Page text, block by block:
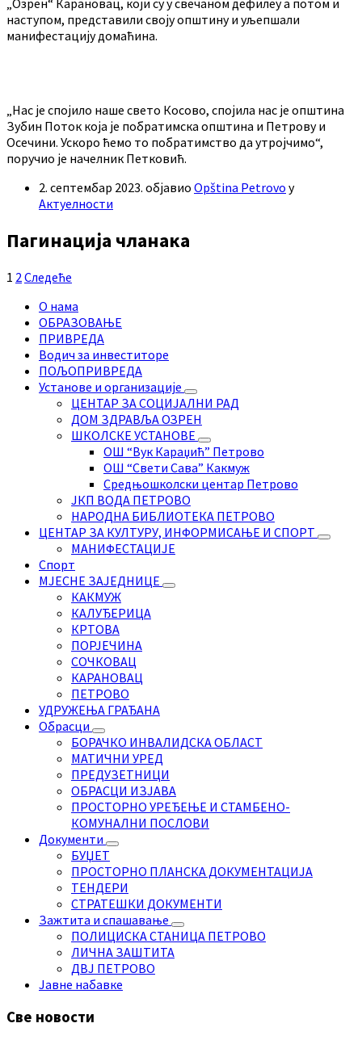
„Озрен“ Карановац, који су у свечаном дефилеу а потом и
наступом, представили своју општину и уљепшали
манифестацију домаћина.
„Нас је спојило наше свето Косово, спојила нас је општина
Зубин Поток која је побратимска општина и Петрову и
Осечини. Ускоро ћемо то побратимство да утројчимо“,
поручио је начелник Петковић.
2. септембар 2023. објавио Opština Petrovo у
Актуелности
Пагинација чланака
1 2Следеће
О нама
ОБРАЗОВАЊЕ
ПРИВРЕДА
Водич за инвеститоре
ПОЉОПРИВРЕДА
Установе и организације
ЦЕНТАР ЗА СОЦИЈАЛНИ РАД
ДОМ ЗДРАВЉА ОЗРЕН
ШКОЛСКЕ УСТАНОВЕ
ОШ “Вук Караџић” Петрово
ОШ “Свети Сава” Какмуж
Средњошколски центар Петрово
ЈКП ВОДА ПЕТРОВО
НАРОДНА БИБЛИОТЕКА ПЕТРОВО
ЦЕНТАР ЗА КУЛТУРУ, ИНФОРМИСАЊЕ И СПОРТ
МАНИФЕСТАЦИЈЕ
Спорт
МЈЕСНЕ ЗАЈЕДНИЦЕ
КАКМУЖ
КАЛУЂЕРИЦА
КРТОВА
ПОРЈЕЧИНА
СОЧКОВАЦ
КАРАНОВАЦ
ПЕТРОВО
УДРУЖЕЊА ГРАЂАНА
Обрасци
БОРАЧКО ИНВАЛИДСКА ОБЛАСТ
МАТИЧНИ УРЕД
ПРЕДУЗЕТНИЦИ
ОБРАСЦИ ИЗЈАВА
ПРОСТОРНО УРЕЂЕЊЕ И СТАМБЕНО-
КОМУНАЛНИ ПОСЛОВИ
Документи
БУЏЕТ
ПРОСТОРНО ПЛАНСКА ДОКУМЕНТАЦИЈА
ТЕНДЕРИ
СТРАТЕШКИ ДОКУМЕНТИ
Зажтита и спашавање
ПОЛИЦИСКА СТАНИЦА ПЕТРОВО
ЛИЧНА ЗАШТИТА
ДВЈ ПЕТРОВО
Јавне набавке
Све новости